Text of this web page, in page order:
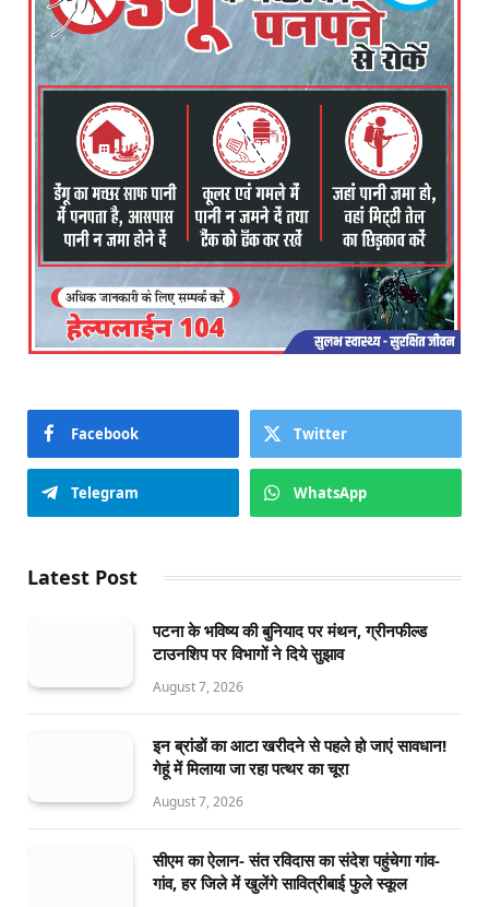
Facebook Twitter
Telegram WhatsApp
Latest Post
पटना के भविष्य की बुनियाद पर मंथन, ग्रीनफील्ड
टाउनशिप पर विभागों ने दिये सुझाव
August 7, 2026
इन ब्रांडों का आटा खरीदने से पहले हो जाएं सावधान!
गेहूं में मिलाया जा रहा पत्थर का चूरा
August 7, 2026
सीएम का ऐलान- संत रविदास का संदेश पहुंचेगा गांव-
गांव, हर जिले में खुलेंगे सावित्रीबाई फुले स्कूल